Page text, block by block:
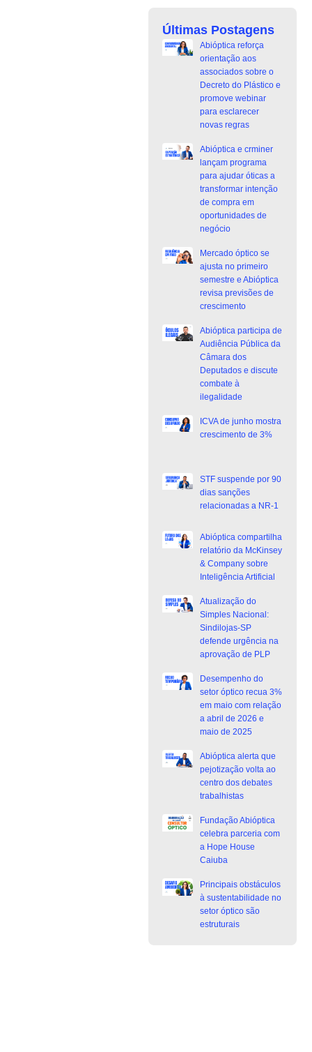
Últimas Postagens
Abióptica reforça
orientação aos
associados sobre o
Decreto do Plástico e
promove webinar
para esclarecer
novas regras
Abióptica e crminer
lançam programa
para ajudar óticas a
transformar intenção
de compra em
oportunidades de
negócio
Mercado óptico se
ajusta no primeiro
semestre e Abióptica
revisa previsões de
crescimento
Abióptica participa de
Audiência Pública da
Câmara dos
Deputados e discute
combate à
ilegalidade
ICVA de junho mostra
crescimento de 3%
STF suspende por 90
dias sanções
relacionadas a NR-1
Abióptica compartilha
relatório da McKinsey
& Company sobre
Inteligência Artificial
Atualização do
Simples Nacional:
Sindilojas-SP
defende urgência na
aprovação de PLP
Desempenho do
setor óptico recua 3%
em maio com relação
a abril de 2026 e
maio de 2025
Abióptica alerta que
pejotização volta ao
centro dos debates
trabalhistas
Fundação Abióptica
celebra parceria com
a Hope House
Caiuba
Principais obstáculos
à sustentabilidade no
setor óptico são
estruturais